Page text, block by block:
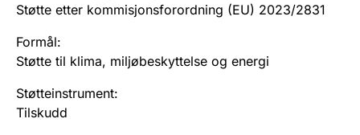
Støtte etter kommisjonsforordning (EU) 2023/2831
Formål:
Støtte til klima, miljøbeskyttelse og energi
Støtteinstrument:
Tilskudd